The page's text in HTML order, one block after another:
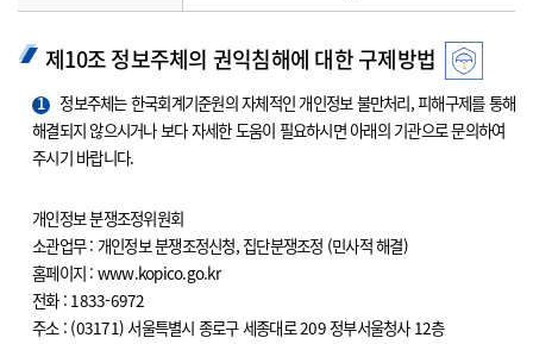
제10조 정보주체의 권익침해에 대한 구제방법
1
정보주체는 한국회계기준원의 자체적인 개인정보 불만처리, 피해구제를 통해
해결되지 않으시거나 보다 자세한 도움이 필요하시면 아래의 기관으로 문의하여
주시기 바랍니다.
개인정보 분쟁조정위원회
소관업무 : 개인정보 분쟁조정신청, 집단분쟁조정 (민사적 해결)
홈페이지 : www.kopico.go.kr
전화 : 1833-6972
주소 : (03171) 서울특별시 종로구 세종대로 209 정부서울청사 12층